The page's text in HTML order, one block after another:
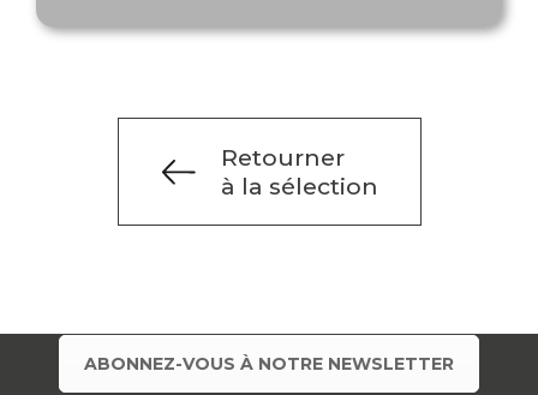
Retourner
à la sélection
ABONNEZ-VOUS À NOTRE NEWSLETTER